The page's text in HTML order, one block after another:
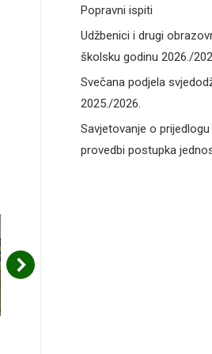
Popravni ispiti
Udžbenici i drugi
školsku godinu 2026./
Svečana podjela
2025./2026.
Savjetovanje o prijedlogu
provedbi postupka